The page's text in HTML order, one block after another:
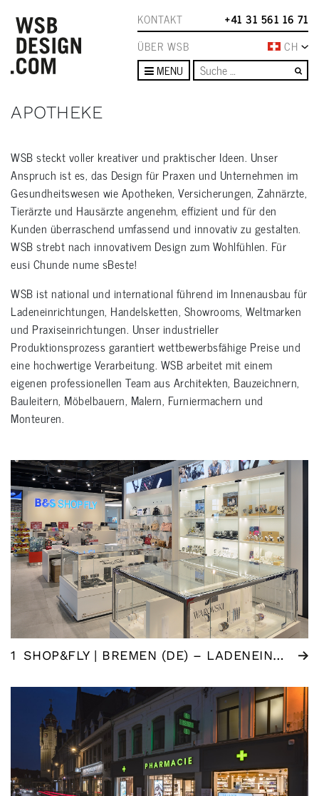
KONTAKT
+41 31 561 16 71
ÜBER WSB
CH
MENU
APOTHEKE
WSB steckt voller kreativer und praktischer Ideen. Unser
Anspruch ist es, das Design für Praxen und Unternehmen im
Gesundheitswesen wie Apotheken, Versicherungen, Zahnärzte,
Tierärzte und Hausärzte angenehm, effizient und für den
Kunden überraschend umfassend und innovativ zu gestalten.
WSB strebt nach innovativem Design zum Wohlfühlen. Für
eusi Chunde nume sBeste!
WSB ist national und international führend im Innenausbau für
Ladeneinrichtungen, Handelsketten, Showrooms, Weltmarken
und Praxiseinrichtungen. Unser industrieller
Produktionsprozess garantiert wettbewerbsfähige Preise und
eine hochwertige Verarbeitung. WSB arbeitet mit einem
eigenen professionellen Team aus Architekten, Bauzeichnern,
Bauleitern, Möbelbauern, Malern, Furniermachern und
Monteuren.
1 SHOP&FLY | BREMEN (DE) – LADENEINRICHTUNG FLUGHAFEN